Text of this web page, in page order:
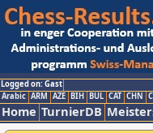
Logged on: Gast
Arabic ARM AZE BIH BUL CAT CHN
Home TurnierDB